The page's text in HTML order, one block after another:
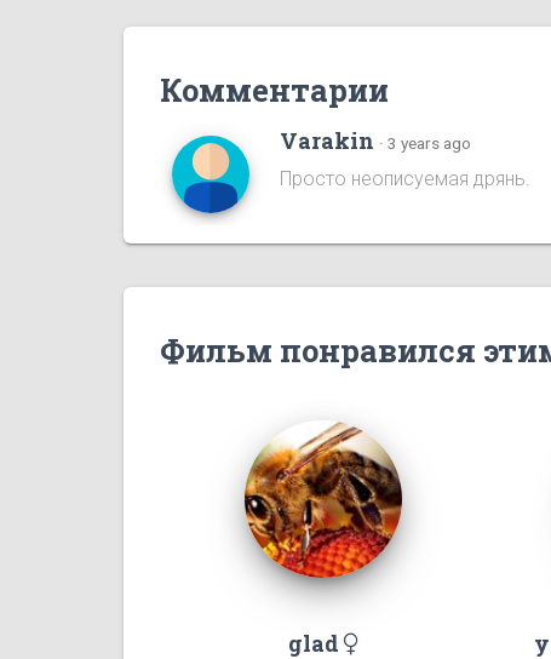
Комментарии
Varakin · 3 years ago
Просто неописуемая дрянь.
Фильм понравился
glad